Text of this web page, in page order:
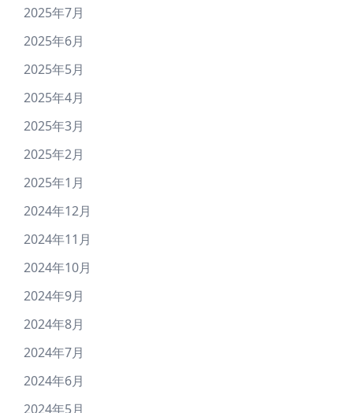
2025年7月
2025年6月
2025年5月
2025年4月
2025年3月
2025年2月
2025年1月
2024年12月
2024年11月
2024年10月
2024年9月
2024年8月
2024年7月
2024年6月
2024年5月